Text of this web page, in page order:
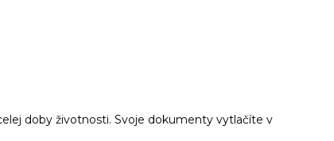
doby životnosti. Svoje dokumenty vytlačíte v